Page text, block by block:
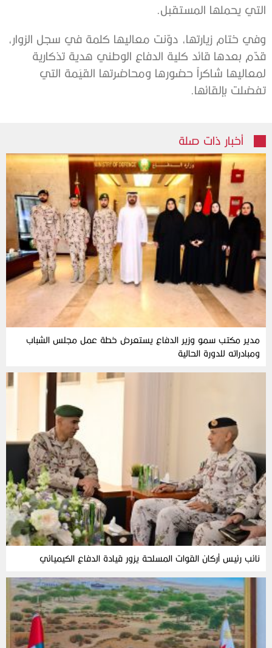
التي يحملها المستقبل.
وفي ختام زيارتها، دوّنت معاليها كلمة في سجل الزوار،
قدّم بعدها قائد كلية الدفاع الوطني هدية تذكارية
لمعاليها شاكراً حضورها ومحاضرتها القيَمة التي
تفضلت بإلقائها.
أخبار ذات صلة
مدير مكتب سمو وزير الدفاع يستعرض خطة عمل مجلس الشباب
ومبادراته للدورة الحالية
نائب رئيس أركان القوات المسلحة يزور قيادة الدفاع الكيميائي